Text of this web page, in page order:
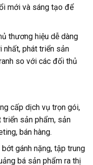
mới và sáng tạo để
thương hiệu dễ dàng
phát triển sản
so với các đối thủ
cấp dịch vụ trọn gói,
sản phẩm, sản
bán hàng.
gánh nặng, tập trung
bá sản phẩm ra thị